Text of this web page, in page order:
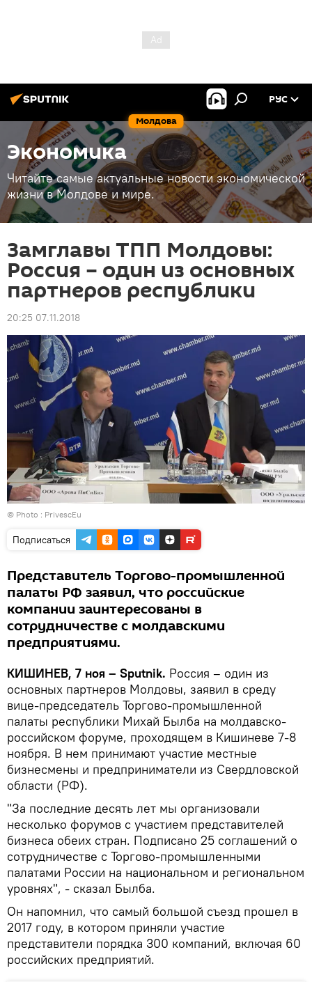
Молдова
РУС
Экономика
Читайте самые актуальные новости экономической
жизни в Молдове и мире.
Замглавы ТПП Молдовы:
Россия – один из основных
партнеров республики
20:25 07.11.2018
© Photo : PrivescEu
Подписаться
Представитель Торгово-промышленной
палаты РФ заявил, что российские
компании заинтересованы в
сотрудничестве с молдавскими
предприятиями.
КИШИНЕВ, 7 ноя – Sputnik. Россия – один из
основных партнеров Молдовы, заявил в среду
вице-председатель Торгово-промышленной
палаты республики Михай Былба на молдавско-
российском форуме, проходящем в Кишиневе 7-8
ноября. В нем принимают участие местные
бизнесмены и предприниматели из Свердловской
области (РФ).
"За последние десять лет мы организовали
несколько форумов с участием представителей
бизнеса обеих стран. Подписано 25 соглашений о
сотрудничестве с Торгово-промышленными
палатами России на национальном и региональном
уровнях", - сказал Былба.
Он напомнил, что самый большой съезд прошел в
2017 году, в котором приняли участие
представители порядка 300 компаний, включая 60
российских предприятий.